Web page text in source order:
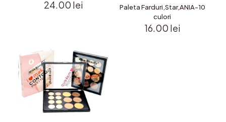
24.00 lei
Paleta Farduri,Star,ANIA-10
culori
16.00 lei